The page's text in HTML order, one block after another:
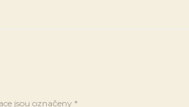
jsou označeny *